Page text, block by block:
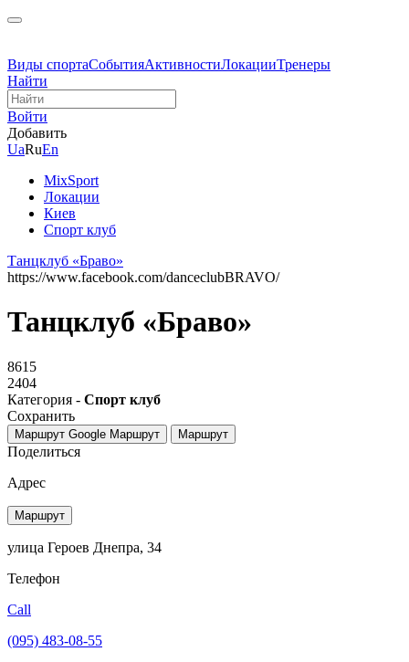
Виды спортаСобытияАктивностиЛокацииТренеры
Найти
Войти
Добавить
UaRuEn
MixSport
Локации
Киев
Спорт клуб
Танцклуб «Браво»
https://www.facebook.com/danceclubBRAVO/
Танцклуб «Браво»
8615
2404
Категория - Спорт клуб
Сохранить
Маршрут Google Маршрут Маршрут
Поделиться
Адрес
Маршрут
улица Героев Днепра, 34
Телефон
Call
(095) 483-08-55